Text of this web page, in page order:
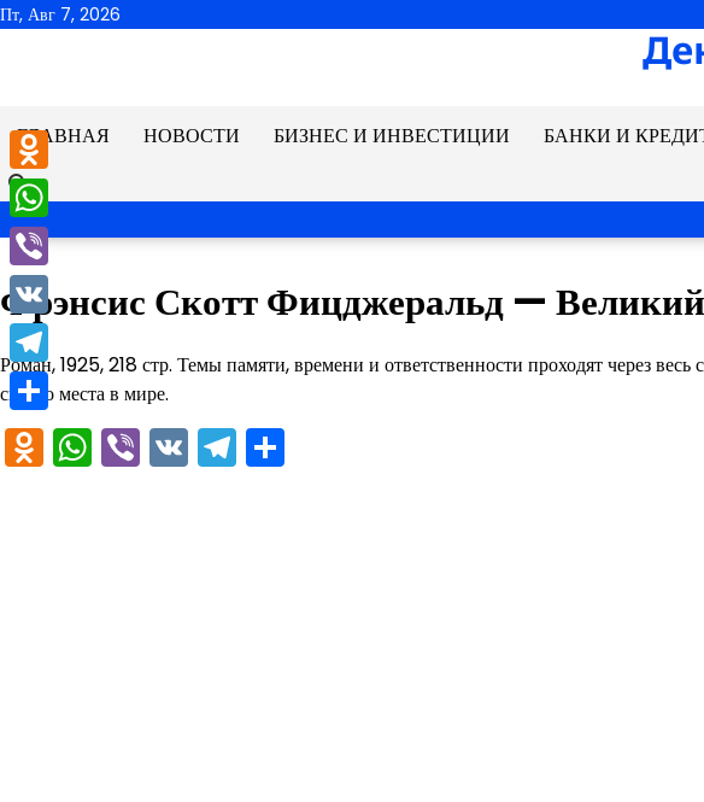
Перейти
Пт, Авг 7, 2026
ГЛАВНАЯ
НОВОСТИ БИЗНЕС И ИНВЕСТИЦИИ БАНКИ И
Фрэнсис Скотт Фицджеральд —
Роман, 1925, 218 стр. Темы памяти, времени и ответственности проходят через
своего места в мире.
Odnoklassniki
WhatsApp
Viber
VKTelegram
Odnoklassniki
WhatsApp
Viber
VK
Telegram
Отправить